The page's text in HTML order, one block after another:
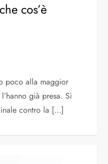
cos’è
poco alla maggior
già presa. Si
contro la […]